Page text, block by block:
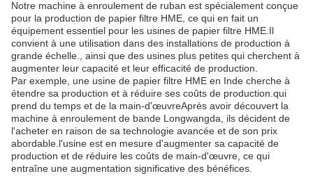
Notre machine à enroulement de ruban est spécialement conçue
pour la production de papier filtre HME, ce qui en fait un
équipement essentiel pour les usines de papier filtre HME.Il
convient à une utilisation dans des installations de production à
grande échelle., ainsi que des usines plus petites qui cherchent à
augmenter leur capacité et leur efficacité de production.
Par exemple, une usine de papier filtre HME en Inde cherche à
étendre sa production et à réduire ses coûts de production.qui
prend du temps et de la main-d'œuvreAprès avoir découvert la
machine à enroulement de bande Longwangda, ils décident de
l'acheter en raison de sa technologie avancée et de son prix
abordable.l'usine est en mesure d'augmenter sa capacité de
production et de réduire les coûts de main-d'œuvre, ce qui
entraîne une augmentation significative des bénéfices.